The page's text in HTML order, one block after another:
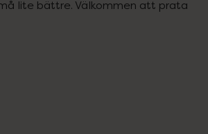
lite bättre. Välkommen att prata